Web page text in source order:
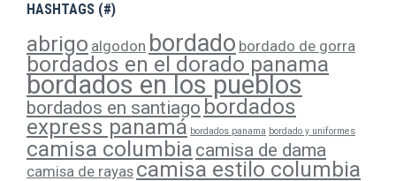
HASHTAGS (#)
abrigo algodon bordado bordado de gorra
bordados en el dorado panama
bordados en los pueblos
bordados en santiago bordados
express panamá bordados panama bordado y uniformes
camisa columbia camisa de dama
camisa de rayas camisa estilo columbia